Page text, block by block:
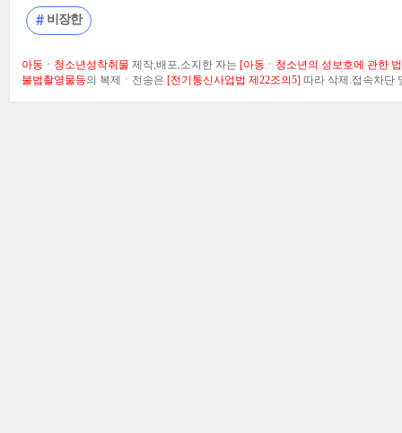
비장한
아동ㆍ청소년성착취물 제작,배포,소지한 자는 [아동ㆍ청소년의 성보호에 관한
불법촬영물등의 복제ㆍ전송은 [전기통신사업법 제22조의5] 따라 삭제.접속차단